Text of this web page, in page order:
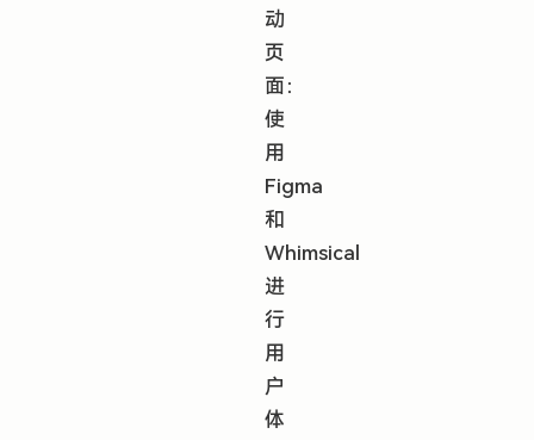
动
页
面：
使
用
Figma
和
Whimsical
进
行
用
户
体